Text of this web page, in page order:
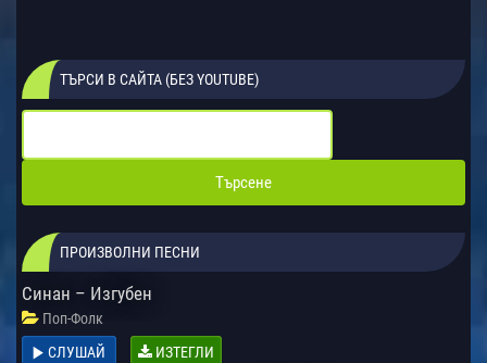
ТЪРСИ В САЙТА (БЕЗ YOUTUBE)
ПРОИЗВОЛНИ ПЕСНИ
Синан – Изгубен
Поп-Фолк
СЛУШАЙ
ИЗТЕГЛИ